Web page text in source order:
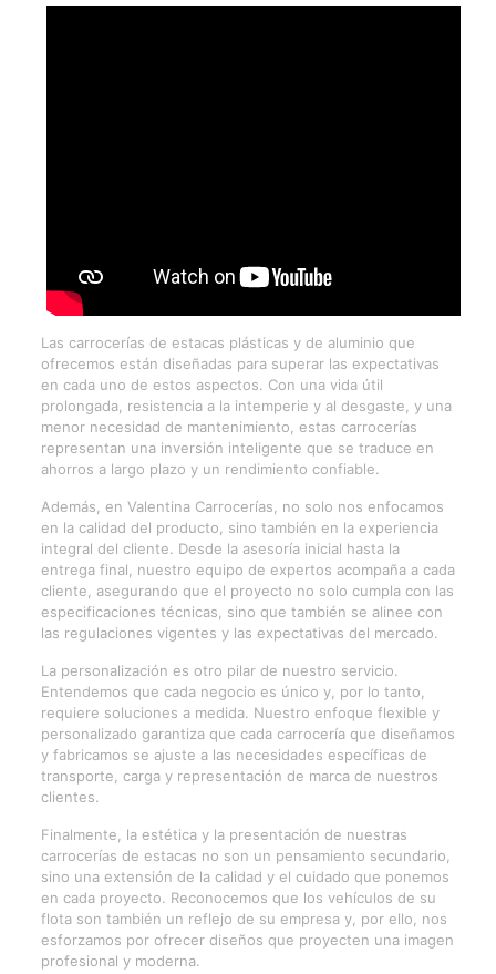
Las carrocerías de estacas plásticas y de aluminio que
ofrecemos están diseñadas para superar las expectativas
en cada uno de estos aspectos. Con una vida útil
prolongada, resistencia a la intemperie y al desgaste, y una
menor necesidad de mantenimiento, estas carrocerías
representan una inversión inteligente que se traduce en
ahorros a largo plazo y un rendimiento confiable.
Además, en Valentina Carrocerías, no solo nos enfocamos
en la calidad del producto, sino también en la experiencia
integral del cliente. Desde la asesoría inicial hasta la
entrega final, nuestro equipo de expertos acompaña a cada
cliente, asegurando que el proyecto no solo cumpla con las
especificaciones técnicas, sino que también se alinee con
las regulaciones vigentes y las expectativas del mercado.
La personalización es otro pilar de nuestro servicio.
Entendemos que cada negocio es único y, por lo tanto,
requiere soluciones a medida. Nuestro enfoque flexible y
personalizado garantiza que cada carrocería que diseñamos
y fabricamos se ajuste a las necesidades específicas de
transporte, carga y representación de marca de nuestros
clientes.
Finalmente, la estética y la presentación de nuestras
carrocerías de estacas no son un pensamiento secundario,
sino una extensión de la calidad y el cuidado que ponemos
en cada proyecto. Reconocemos que los vehículos de su
flota son también un reflejo de su empresa y, por ello, nos
esforzamos por ofrecer diseños que proyecten una imagen
profesional y moderna.